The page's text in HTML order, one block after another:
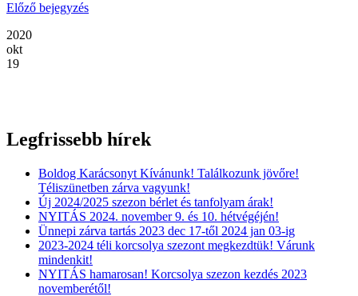
Előző bejegyzés
2020
okt
19
Legfrissebb hírek
Boldog Karácsonyt Kívánunk! Találkozunk jövőre!
Téliszünetben zárva vagyunk!
Új 2024/2025 szezon bérlet és tanfolyam árak!
NYITÁS 2024. november 9. és 10. hétvégéjén!
Ünnepi zárva tartás 2023 dec 17-től 2024 jan 03-ig
2023-2024 téli korcsolya szezont megkezdtük! Várunk
mindenkit!
NYITÁS hamarosan! Korcsolya szezon kezdés 2023
novemberétől!